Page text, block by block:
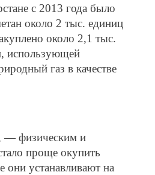
с 2013 года было
около 2 тыс. единиц
около 2,1 тыс.
использующей
газ в качестве
— физическим и
проще окупить
они устанавливают на